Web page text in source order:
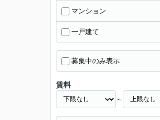
マンション
一戸建て
募集中のみ表示
賃料
～